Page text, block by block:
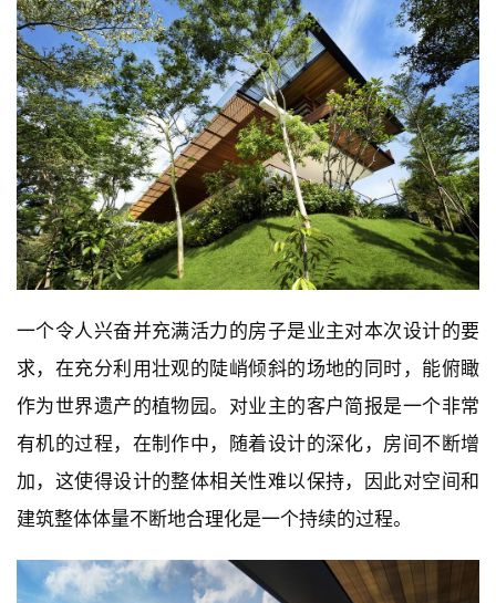
一个令人兴奋并充满活力的房子是业主对本次设计的要
求，在充分利用壮观的陡峭倾斜的场地的同时，能俯瞰
作为世界遗产的植物园。对业主的客户简报是一个非常
有机的过程，在制作中，随着设计的深化，房间不断增
加，这使得设计的整体相关性难以保持，因此对空间和
建筑整体体量不断地合理化是一个持续的过程。